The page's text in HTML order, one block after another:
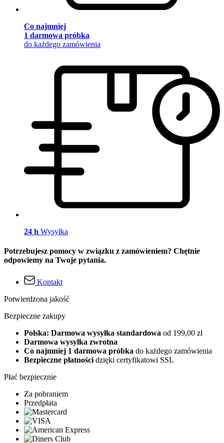
Co najmniej
1 darmowa próbka
do każdego zamówienia
24 h Wysyłka
Potrzebujesz pomocy w związku z zamówieniem? Chętnie
odpowiemy na Twoje pytania.
Kontakt
Potwierdzona jakość
Bezpieczne zakupy
Polska: Darmowa wysyłka standardowa od 199,00 zł
Darmowa wysyłka zwrotna
Co najmniej 1 darmowa próbka do każdego zamówienia
Bezpieczne płatności dzięki certyfikatowi SSL
Płać bezpiecznie
Za pobraniem
Przedpłata